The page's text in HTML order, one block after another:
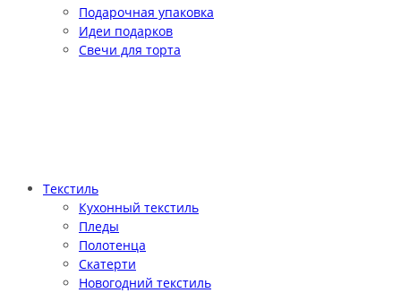
Подарочная упаковка
Идеи подарков
Свечи для торта
Текстиль
Кухонный текстиль
Пледы
Полотенца
Скатерти
Новогодний текстиль